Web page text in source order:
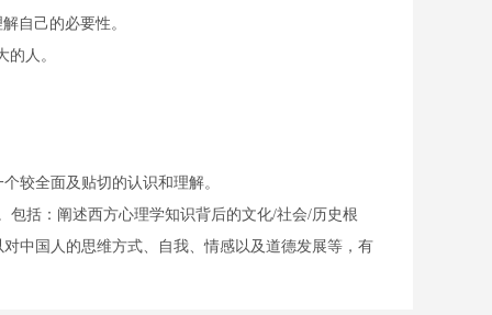
自己的必要性。
人。
较全面及贴切的认识和理解。
括：阐述西方心理学知识背后的文化/社会/历史根
中国人的思维方式、自我、情感以及道德发展等，有